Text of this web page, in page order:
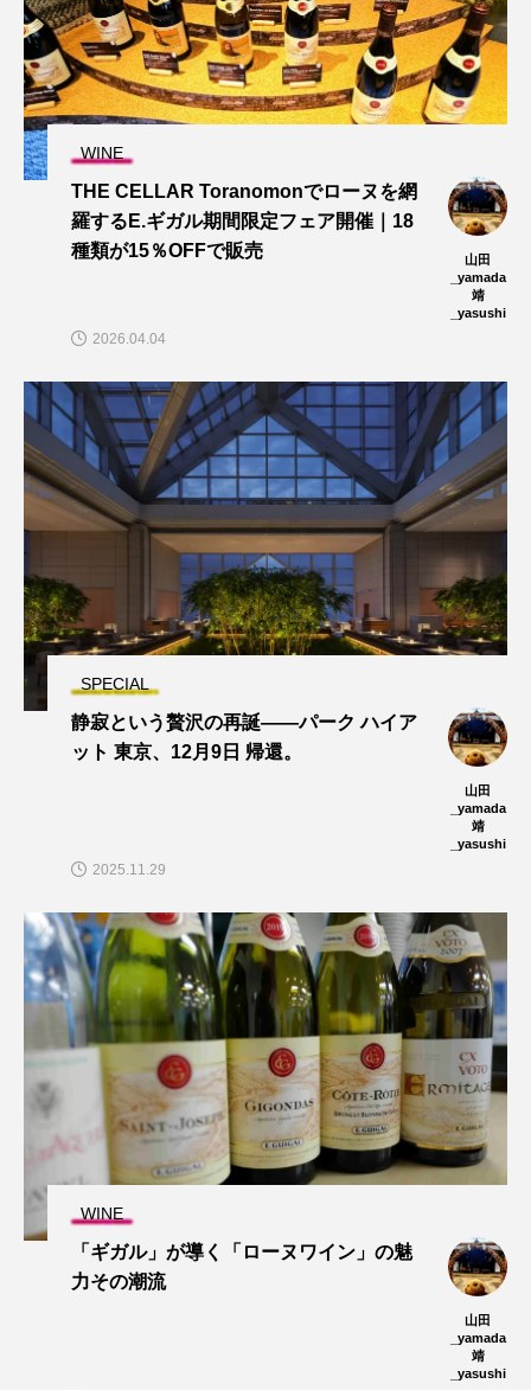
WINE
THE CELLAR Toranomonでローヌを網
羅するE.ギガル期間限定フェア開催｜18
種類が15％OFFで販売
山田
_yamada
靖
_yasushi
2026.04.04
SPECIAL
静寂という贅沢の再誕——パーク ハイア
ット 東京、12月9日 帰還。
山田
_yamada
靖
_yasushi
2025.11.29
WINE
「ギガル」が導く「ローヌワイン」の魅
力その潮流
山田
_yamada
靖
_yasushi